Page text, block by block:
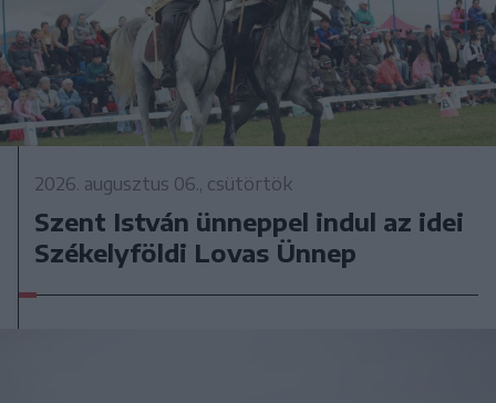
2026. augusztus 06., csütörtök
Szent István ünneppel indul az idei
Székelyföldi Lovas Ünnep